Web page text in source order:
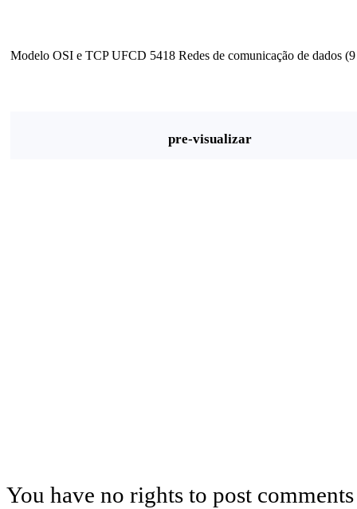
Modelo OSI e TCP UFCD 5418 Redes de comunicação de dados
pre-visualizar
You have no rights to post comments